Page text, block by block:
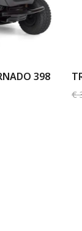
398
€